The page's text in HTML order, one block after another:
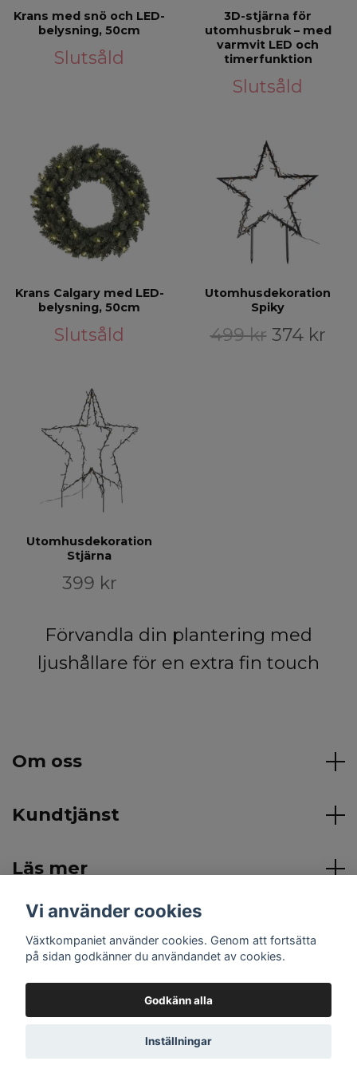
Krans med snö och LED-
belysning, 50cm
Slutsåld
3D-stjärna för
utomhusbruk – med
varmvit LED och
timerfunktion
Slutsåld
Krans Calgary med LED-
belysning, 50cm
Slutsåld
Utomhusdekoration
Spiky
499 kr 374 kr
Utomhusdekoration
Stjärna
399 kr
Förvandla din plantering med
ljushållare för en extra fin touch
Om oss
Kundtjänst
Läs mer
Sociala medier
© 2026 Växtkompaniet
Vi använder cookies
Växtkompaniet använder cookies. Genom att fortsätta
på sidan godkänner du användandet av cookies.
Godkänn alla
Inställningar